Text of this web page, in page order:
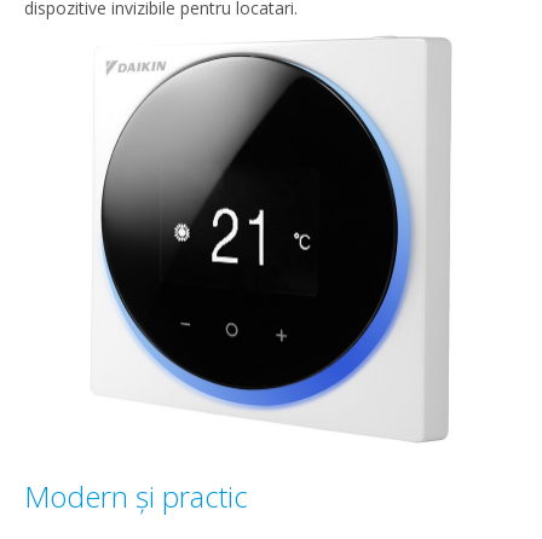
dispozitive invizibile pentru locatari.
Modern și practic